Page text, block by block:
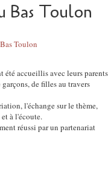
Toulon
été accueillis avec leurs parents
de filles au travers
l'échange sur le thème,
à l'écoute.
réussi par un partenariat